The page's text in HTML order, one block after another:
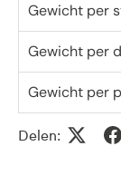
Gewicht per
Gewicht per
Gewicht per
Delen: